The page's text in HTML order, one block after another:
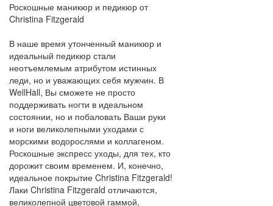
Роскошные маникюр и педикюр от
Christina Fitzgerald
В наше время утонченный маникюр и
идеальный педикюр стали
неотъемлемым атрибутом истинных
леди, но и уважающих себя мужчин. В
WellHall, Вы сможете не просто
поддерживать ногти в идеальном
состоянии, но и побаловать Ваши руки
и ноги великолепными уходами с
морскими водорослями и коллагеном.
Роскошные экспресс уходы, для тех, кто
дорожит своим временем. И, конечно,
идеальное покрытие Christina Fitzgerald!
Лаки Christina Fitzgerald отличаются,
великолепной цветовой гаммой,